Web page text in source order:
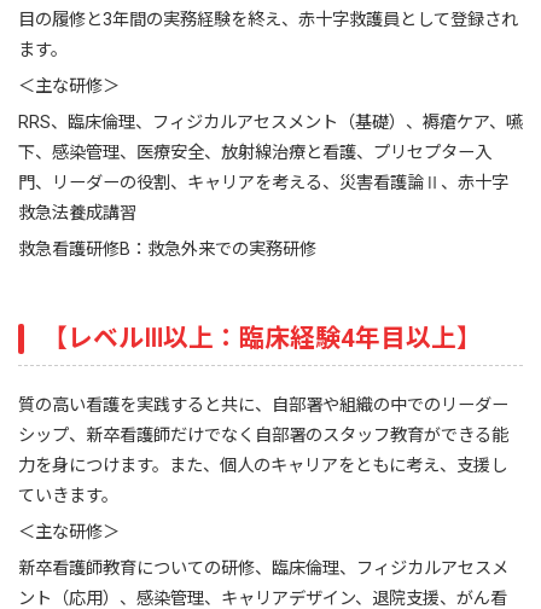
目の履修と3年間の実務経験を終え、赤十字救護員として登録され
ます。
＜主な研修＞
RRS、臨床倫理、フィジカルアセスメント（基礎）、褥瘡ケア、嚥
下、感染管理、医療安全、放射線治療と看護、プリセプター入
門、リーダーの役割、キャリアを考える、災害看護論Ⅱ、赤十字
救急法養成講習
救急看護研修B：救急外来での実務研修
【レベルⅢ以上：臨床経験4年目以上】
質の高い看護を実践すると共に、自部署や組織の中でのリーダー
シップ、新卒看護師だけでなく自部署のスタッフ教育ができる能
力を身につけます。また、個人のキャリアをともに考え、支援し
ていきます。
＜主な研修＞
新卒看護師教育についての研修、臨床倫理、フィジカルアセスメ
ント（応用）、感染管理、キャリアデザイン、退院支援、がん看